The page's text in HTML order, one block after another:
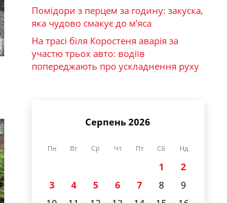
Помідори з перцем за годину: закуска,
яка чудово смакує до м’яса
На трасі біля Коростеня аварія за
участю трьох авто: водіїв
попереджають про ускладнення руху
Серпень 2026
Пн Вт Ср Чт Пт Сб Нд
1
2
3
4 5 6 7 8
9